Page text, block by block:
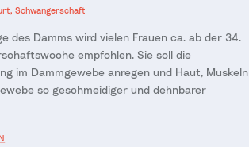
Schwangerschaft
des Damms wird vielen Frauen ca. ab der 34.
empfohlen. Sie soll die
im Dammgewebe anregen und Haut, Muskeln
so geschmeidiger und dehnbarer